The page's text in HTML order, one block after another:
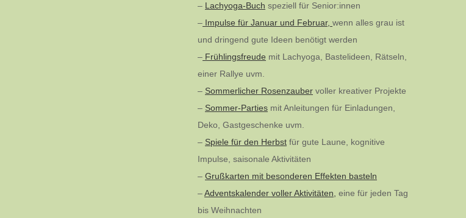
– Lachyoga-Buch speziell für Senior:innen
– Impulse für Januar und Februar, wenn alles grau ist
und dringend gute Ideen benötigt werden
– Frühlingsfreude mit Lachyoga, Bastelideen, Rätseln,
einer Rallye uvm.
– Sommerlicher Rosenzauber voller kreativer Projekte
– Sommer-Parties mit Anleitungen für Einladungen,
Deko, Gastgeschenke uvm.
– Spiele für den Herbst für gute Laune, kognitive
Impulse, saisonale Aktivitäten
– Grußkarten mit besonderen Effekten basteln
–Adventskalender voller Aktivitäten, eine für jeden Tag
bis Weihnachten